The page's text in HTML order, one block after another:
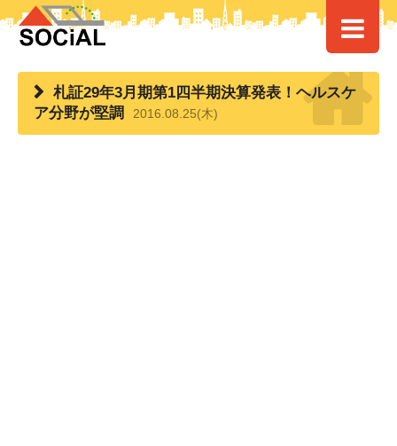
HOME>> 札証29年3月期第1四半期決算発表！ヘルスケア分野が堅調
札証29年3月期第1四半期決算発表！ヘルスケ
ア分野が堅調
2016.08.25(木)